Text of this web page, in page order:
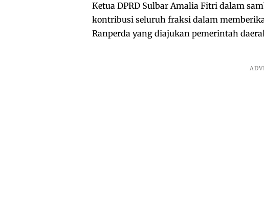
Ketua DPRD Sulbar Amalia Fitri dalam
kontribusi seluruh fraksi dalam
Ranperda yang diajukan pemerintah